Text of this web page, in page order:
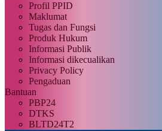
Profil PPID
Maklumat
Tugas dan Fungsi
Produk Hukum
Informasi Publik
Informasi dikecualikan
Privacy Policy
Pengaduan
Bantuan
PBP24
DTKS
BLTD24T2